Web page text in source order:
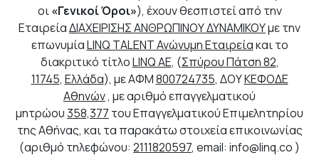
οι«Γενικοί Όροι»), έχουν θεσπιστεί από την
ΕταιρείαΔΙΑΧΕΙΡΙΣΗΣ ΑΝΘΡΩΠΙΝΟΥ ΔΥΝΑΜΙΚΟΥμε την
επωνυμίαLINQ TALENT Ανώνυμη Εταιρείακαι το
διακριτικό τίτλοLINQ ΑΕ, (Σπύρου Πάτση 82,
11745, Ελλάδα), με ΑΦΜ800724735, ΔΟΥΚΕΦΟΔΕ
Αθηνών, με αριθμό επαγγελματικού
μητρώου358,377 του Επαγγελματικού Επιμελητηρίου
της Αθήνας, και τα παρακάτω στοιχεία επικοινωνίας
(αριθμό τηλεφώνου: 2111820597, email: info@linq.co )